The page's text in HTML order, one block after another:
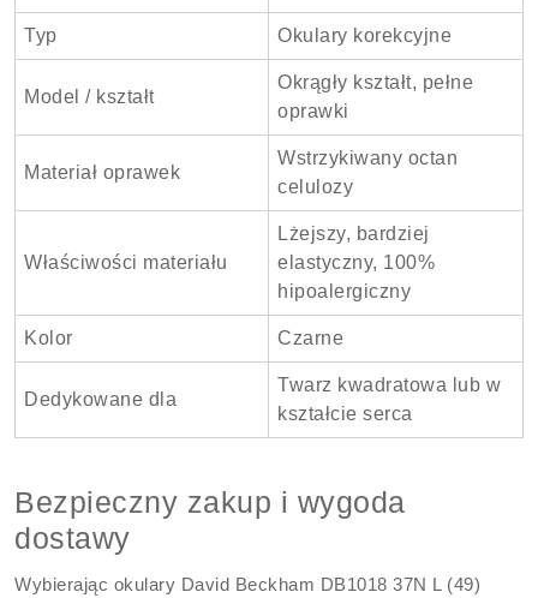
Typ Okulary korekcyjne
Model / kształt
Okrągły kształt, pełne
oprawki
Materiał oprawek
Wstrzykiwany octan
celulozy
Właściwości materiału
Lżejszy, bardziej
elastyczny, 100%
hipoalergiczny
Kolor Czarne
Dedykowane dla
Twarz kwadratowa lub w
kształcie serca
Bezpieczny zakup i wygoda
dostawy
Wybierając okulary David Beckham DB1018 37N L (49)